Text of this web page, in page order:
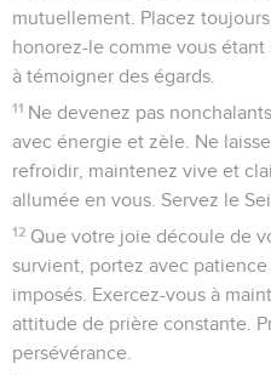
mutuellement. Placez
honorez-le comme vous
à témoigner des égards.
11 Ne devenez pas
avec énergie et zèle. Ne
refroidir, maintenez vive et
allumée en vous. Servez le
12 Que votre joie découle de
survient, portez avec
imposés. Exercez-vous à
attitude de prière constante.
persévérance.